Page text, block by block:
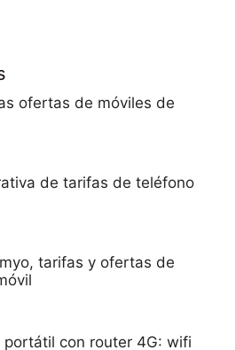
ofertas de móviles de
de tarifas de teléfono
tarifas y ofertas de
portátil con router 4G: wifi